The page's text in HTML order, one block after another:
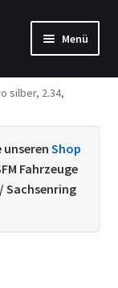
Menü
silber, 2.34,
unseren Shop
Fahrzeuge
Sachsenring